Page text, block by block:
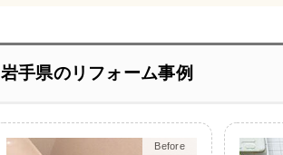
岩手県のリフォーム事例
Before
After